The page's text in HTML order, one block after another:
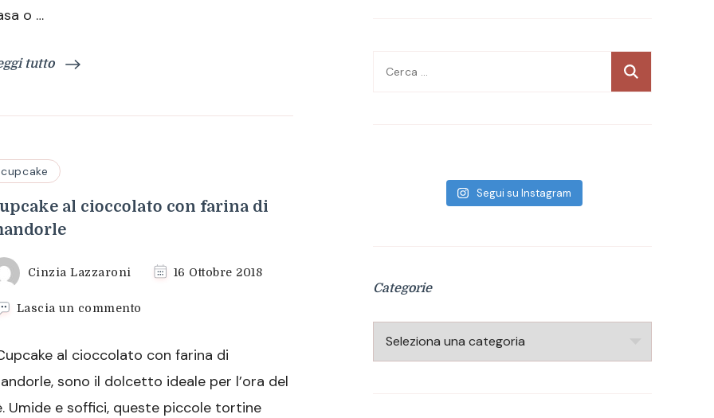
o …
tutto
cupcake
al cioccolato con farina di
Cinzia Lazzaroni 16 Ottobre 2018
Lascia un commento
cioccolato
farina
di
al cioccolato con farina di
sono il dolcetto ideale per l’ora del
Umide e soffici, queste piccole tortine
Ricerca
Segui su Instagram
Categorie
Categorie